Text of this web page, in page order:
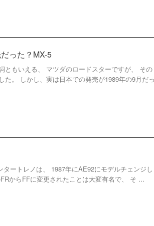
った？MX-5
ともいえる、 マツダのロードスターですが、 その
。 しかし、実は日本での発売が1989年の9月だ
ートレノは、 1987年にAE92にモデルチェンジし
からFFに変更されたことは大変有名で、 そ ...